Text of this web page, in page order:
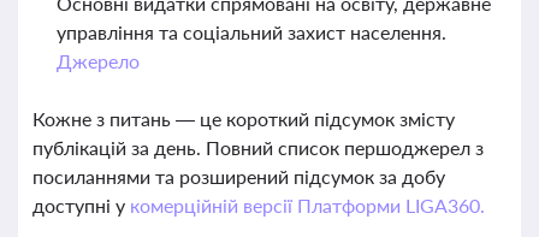
управління та соціальний захист населення.
Джерело
Кожне з питань — це короткий підсумок змісту
публікацій за день. Повний список першоджерел з
посиланнями та розширений підсумок за добу
доступні у комерційній версії Платформи LIGA360.